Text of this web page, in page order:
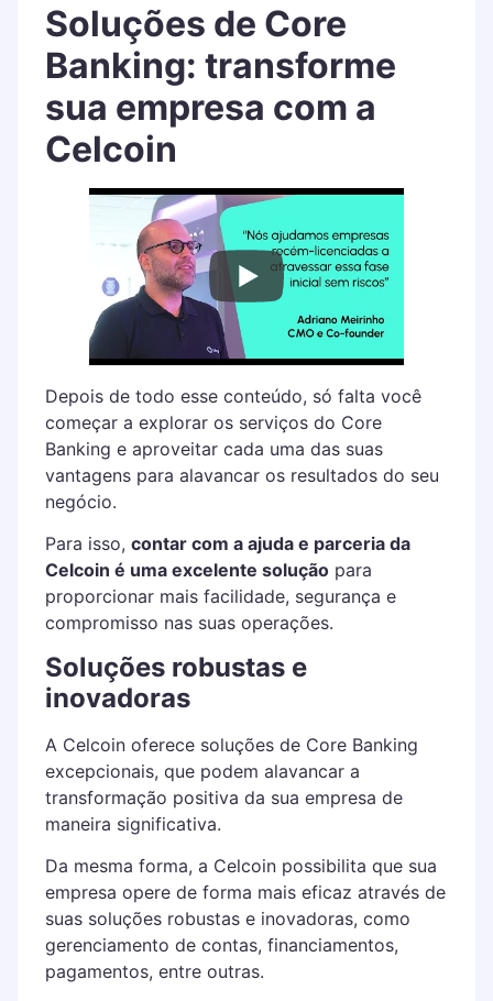
Soluções de Core
Banking: transforme
sua empresa com a
Celcoin
Depois de todo esse conteúdo, só falta você
começar a explorar os serviços do Core
Banking e aproveitar cada uma das suas
vantagens para alavancar os resultados do seu
negócio.
Para isso, contar com a ajuda e parceria da
Celcoin é uma excelente soluçãopara
proporcionar mais facilidade, segurança e
compromisso nas suas operações.
Soluções robustas e
inovadoras
A Celcoin oferece soluções de Core Banking
excepcionais, que podem alavancar a
transformação positiva da sua empresa de
maneira significativa.
Da mesma forma, a Celcoin possibilita que sua
empresa opere de forma mais eficaz através de
suas soluções robustas e inovadoras, como
gerenciamento de contas, financiamentos,
pagamentos, entre outras.